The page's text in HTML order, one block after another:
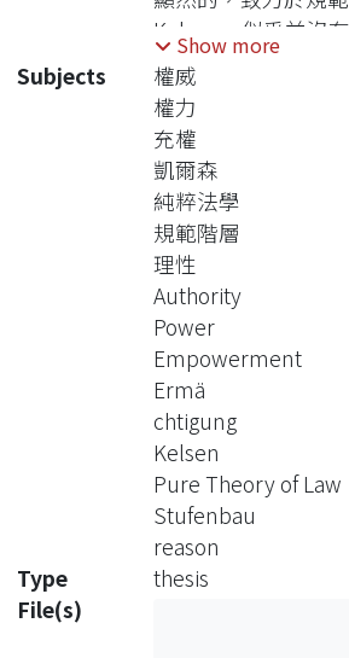
Kelsen，似乎並沒
向。那是否就意味
念呢？然而，筆者
的權威概念，來表
向，也就是Kelsen
注於傳統論述下的
係，而是一種表現
關係簡單來說，就
法律，使相對應的
有施展制裁或再次
然，由於Kelsen的
衝突與歧義的地方
以論證成支持傳統
是，這一些論述都
據，本文則企圖將
明本文的價值衡量。
Show more
Subjects
權威
權力
充權
凱爾森
純粹法學
規範階層
理性
Authority
Power
Empowerment
Ermä
chtigung
Kelsen
Pure Theory of Law
Stufenbau
reason
Type
thesis
File(s)